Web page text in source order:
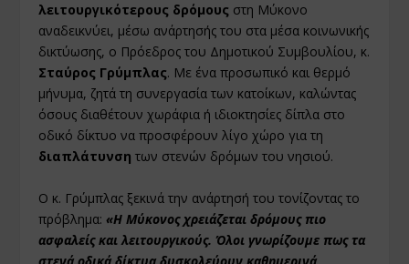
λειτουργικότερους δρόμους στη Μύκονο
αναδεικνύει, μέσω ανάρτησής του στα μέσα κοινωνικής
δικτύωσης, ο Πρόεδρος του Δημοτικού Συμβουλίου, κ.
Σταύρος Γρύμπλας. Με ένα προσωπικό και θερμό
μήνυμα, ζητά τη συνεργασία των κατοίκων, καλώντας
όσους διαθέτουν χωράφια ή ιδιοκτησίες δίπλα στο
οδικό δίκτυο να προσφέρουν λίγο χώρο για τη
διαπλάτυνση των στενών δρόμων του νησιού.
Ο κ. Γρύμπλας ξεκινά την ανάρτησή του τονίζοντας το
πρόβλημα:«Η Μύκονος χρειάζεται δρόμους πιο
ασφαλείς και λειτουργικούς. Όλοι γνωρίζουμε πως τα